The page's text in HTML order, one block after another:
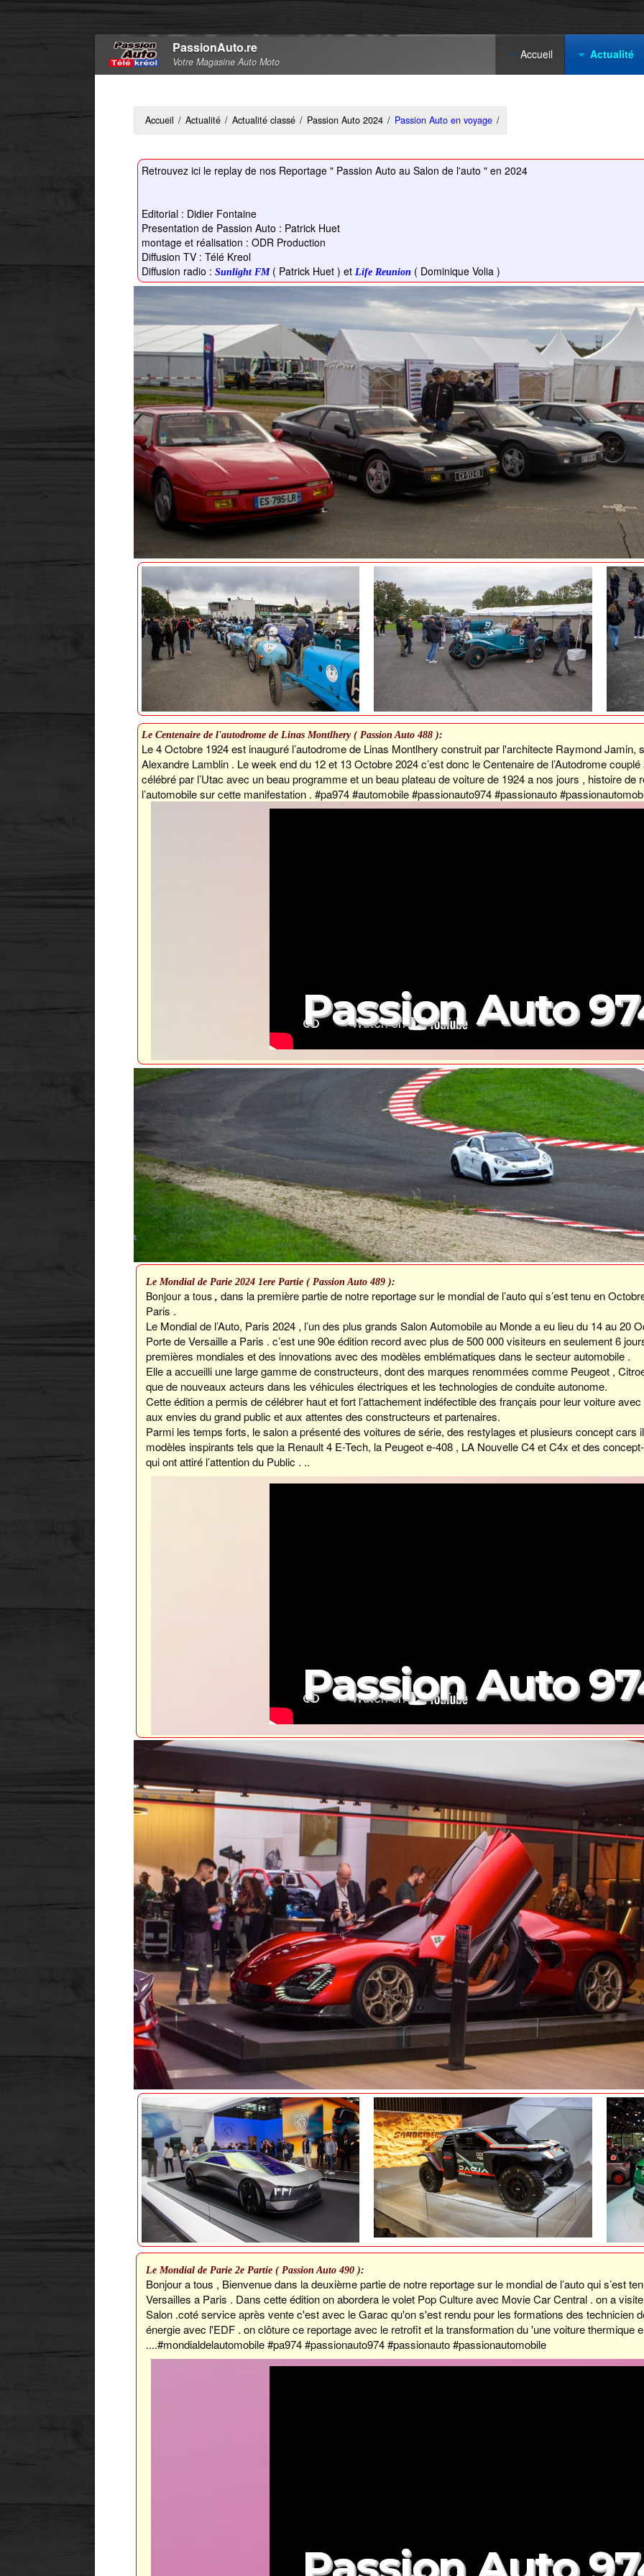
PassionAuto.re
Votre Magasine Auto Moto
Accueil Actualité
Accueil / Actualité / Actualité classé / Passion Auto 2024 / Passion Auto en voyage /
Retrouvez ici le replay de nos Reportage " Passion Auto au Salon de l'auto " en 2024
Editorial : Didier Fontaine
Presentation de Passion Auto : Patrick Huet
montage et réalisation : ODR Production
Diffusion TV : Télé Kreol
Diffusion radio : Sunlight FM( Patrick Huet ) et Life Reunion ( Dominique Volia )
Le Centenaire de l'autodrome de Linas Montlhery ( Passion Auto 488 ):
Le 4 Octobre 1924 est inauguré l’autodrome de Linas Montlhery construit par l'architecte Raymond Jamin,
Alexandre Lamblin . Le week end du 12 et 13 Octobre 2024 c’est donc le Centenaire de l’Autodrome
célébré par l’Utac avec un beau programme et un beau plateau de voiture de 1924 a nos jours , histoire de
l’automobile sur cette manifestation . #pa974 #automobile #passionauto974 #passionauto
Passion Auto
Le Mondial de Parie 2024 1ere Partie ( Passion Auto 489 ):
Bonjour a tous , dans la première partie de notre reportage sur le mondial de l’auto qui s’est tenu en
Paris .
Le Mondial de l’Auto, Paris 2024 , l’un des plus grands Salon Automobile au Monde a eu lieu du 14 au 20
Porte de Versaille a Paris . c’est une 90e édition record avec plus de 500 000 visiteurs en seulement 6
premières mondiales et des innovations avec des modèles emblématiques dans le secteur automobile .
Elle a accueilli une large gamme de constructeurs, dont des marques renommées comme Peugeot ,
que de nouveaux acteurs dans les véhicules électriques et les technologies de conduite autonome.
Cette édition a permis de célébrer haut et fort l’attachement indéfectible des français pour leur voiture
aux envies du grand public et aux attentes des constructeurs et partenaires.
Parmi les temps forts, le salon a présenté des voitures de série, des restylages et plusieurs concept cars
modèles inspirants tels que la Renault 4 E-Tech, la Peugeot e-408 , LA Nouvelle C4 et C4x et des
qui ont attiré l’attention du Public . ..
Passion Auto
Le Mondial de Parie 2e Partie ( Passion Auto 490 ):
Bonjour a tous , Bienvenue dans la deuxième partie de notre reportage sur le mondial de l’auto qui s’est
Versailles a Paris . Dans cette édition on abordera le volet Pop Culture avec Movie Car Central . on a
Salon .coté service après vente c'est avec le Garac qu'on s'est rendu pour les formations des technicien
énergie avec l'EDF . on clôture ce reportage avec le retrofit et la transformation du 'une voiture thermique
....#mondialdelautomobile #pa974 #passionauto974 #passionauto #passionautomobile